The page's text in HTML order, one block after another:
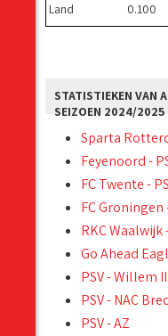
Land 0.100
STATISTIEKEN VAN
SEIZOEN 2024/2025
Sparta
Feyenoord -
FC Twente -
FC Groningen
RKC Waalwijk
Go Ahead
PSV - Willem II
PSV - NAC
PSV - AZ